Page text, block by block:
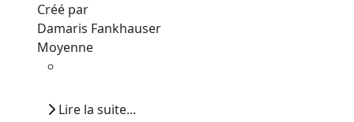
Créé par
Damaris Fankhauser
Moyenne
Lire la suite...